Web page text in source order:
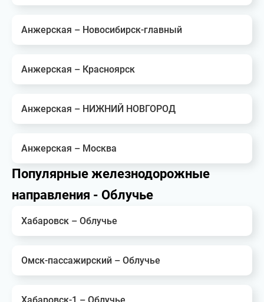
Анжерская – Новосибирск-главный
Анжерская – Красноярск
Анжерская – НИЖНИЙ НОВГОРОД
Анжерская – Москва
Популярные железнодорожные
направления - Облучье
Хабаровск – Облучье
Омск-пассажирский – Облучье